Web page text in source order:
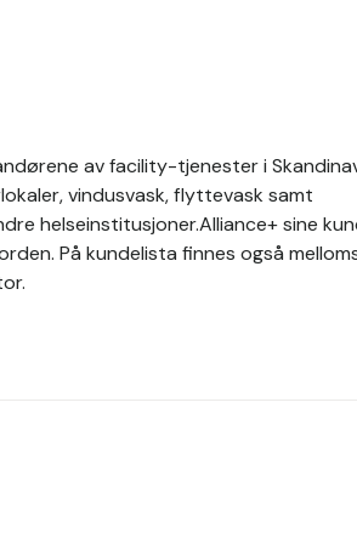
av facility-tjenester i
vindusvask, flyttevask samt
helseinstitusjoner.Alliance+ sine
På kundelista finnes også